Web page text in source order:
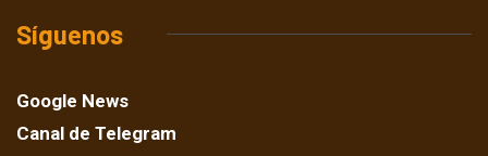
Síguenos
Google News
Canal de Telegram